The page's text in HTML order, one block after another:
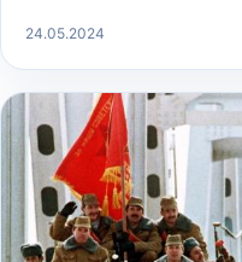
24.05.2024